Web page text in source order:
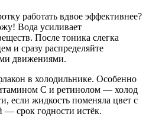
работать вдвое эффективнее?
Вода усиливает
После тоника слегка
и сразу распределяйте
движениями.
в холодильнике. Особенно
С и ретинолом — холод
если жидкость поменяла цвет с
— срок годности истёк.